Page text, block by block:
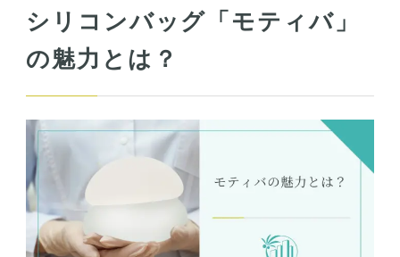
シリコンバッグ「モティバ」
の魅力とは？